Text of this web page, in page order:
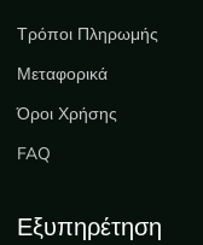
Τρόποι Πληρωμής
Μεταφορικά
Όροι Χρήσης
FAQ
Εξυπηρέτηση